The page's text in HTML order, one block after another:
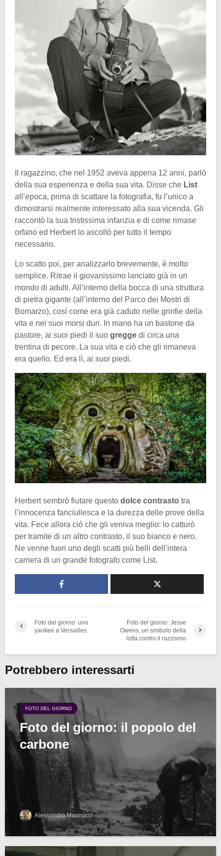
Il ragazzino, che nel 1952 aveva appena 12 anni, parlò
della sua esperienza e della sua vita. Disse che List
all’epoca, prima di scattare la fotografia, fu l’unico a
dimostrarsi realmente interessato alla sua vicenda. Gli
raccontò la sua tristissima infanzia e di come rimase
orfano ed Herbert lo ascoltò per tutto il tempo
necessario.
Lo scatto poi, per analizzarlo brevemente, è molto
semplice. Ritrae il giovanissimo lanciato già in un
mondo di adulti. All’interno della bocca di una struttura
di pietra gigante (all’interno del Parco dei Mostri di
Bomarzo), così come era già caduto nelle grinfie della
vita e nei suoi morsi duri. In mano ha un bastone da
pastore, ai suoi piedi il suo gregge di circa una
trentina di pecore. La sua vita e ciò che gli rimaneva
era quello. Ed era lì, ai suoi piedi.
Herbert sembrò fiutare questo dolce contrasto tra
l’innocenza fanciullesca e la durezza delle prove della
vita. Fece allora ciò che gli veniva meglio: lo catturò
per tramite di un altro contrasto, il suo bianco e nero.
Ne venne fuori uno degli scatti più belli dell’intera
carriera di un grande fotografo come List.
Foto del giorno: uno
yankee a Versailles
Foto del giorno: Jesse
Owens, un simbolo della
lotta contro il razzismo
Potrebbero interessarti
FOTO DEL GIORNO
Foto del giorno: il popolo del
carbone
Alessandro Marinucci